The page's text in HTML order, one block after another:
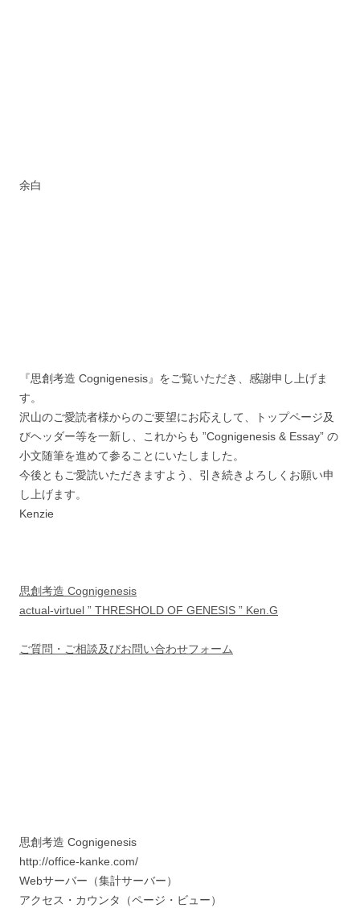
余白
『思創考造 Cognigenesis』をご覧いただき、感謝申し上げま
す。
沢山のご愛読者様からのご要望にお応えして、トップページ及
びヘッダー等を一新し、これからも ”Cognigenesis & Essay” の
小文随筆を進めて参ることにいたしました。
今後ともご愛読いただきますよう、引き続きよろしくお願い申
し上げます。
Kenzie
思創考造 Cognigenesis
actual-virtuel ” THRESHOLD OF GENESIS ” Ken.G
ご質問・ご相談及びお問い合わせフォーム
思創考造 Cognigenesis
http://office-kanke.com/
Webサーバー（集計サーバー）
アクセス・カウンタ（ページ・ビュー）